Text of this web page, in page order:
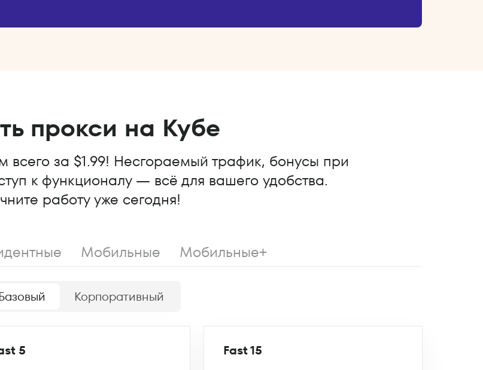
прокси на Кубе
всего за $1.99! Несгораемый трафик, бонусы при
к функционалу — всё для вашего удобства.
работу уже сегодня!
Мобильные Мобильные+
Базовый Корпоративный
5
Fast 15